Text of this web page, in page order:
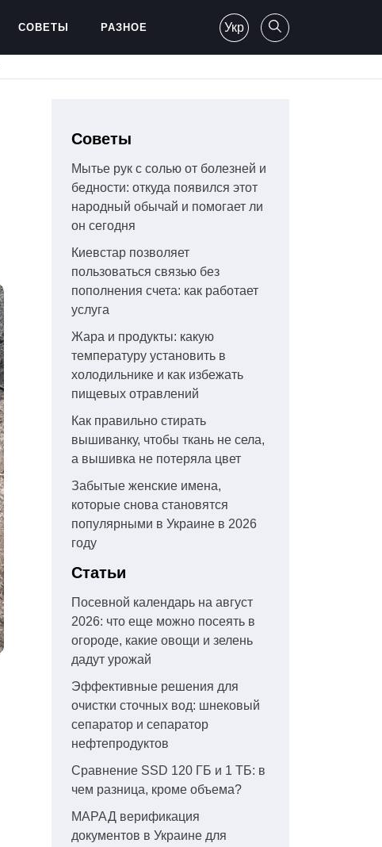
СОВЕТЫ РАЗНОЕ Укр
Советы
Мытье рук с солью от болезней и
бедности: откуда появился этот
народный обычай и помогает ли
он сегодня
Киевстар позволяет
пользоваться связью без
пополнения счета: как работает
услуга
Жара и продукты: какую
температуру установить в
холодильнике и как избежать
пищевых отравлений
Как правильно стирать
вышиванку, чтобы ткань не села,
а вышивка не потеряла цвет
Забытые женские имена,
которые снова становятся
популярными в Украине в 2026
году
Статьи
Посевной календарь на август
2026: что еще можно посеять в
огороде, какие овощи и зелень
дадут урожай
Эффективные решения для
очистки сточных вод: шнековый
сепаратор и сепаратор
нефтепродуктов
Сравнение SSD 120 ГБ и 1 ТБ: в
чем разница, кроме объема?
МАРАД верификация
документов в Украине для